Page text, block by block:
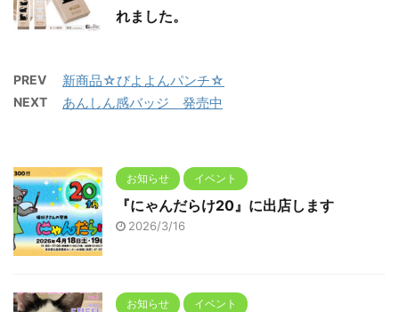
れました。
PREV 新商品☆びよよんパンチ☆
NEXT あんしん感バッジ 発売中
お知らせ イベント
『にゃんだらけ20』に出店します
2026/3/16
お知らせ イベント